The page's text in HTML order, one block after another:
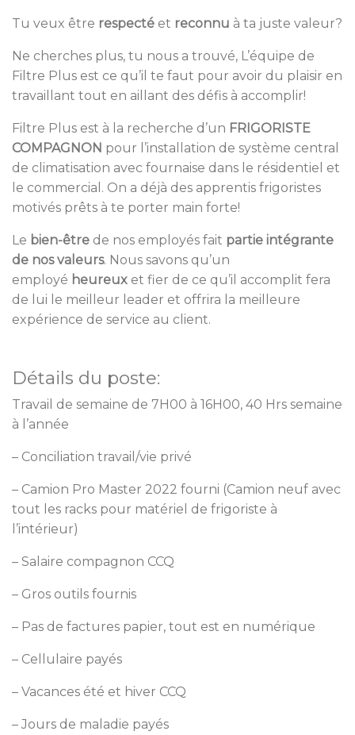
Tu veux être respecté et reconnu à ta juste valeur?
Ne cherches plus, tu nous a trouvé, L’équipe de
Filtre Plus est ce qu’il te faut pour avoir du plaisir en
travaillant tout en aillant des défis à accomplir!
Filtre Plus est à la recherche d’un FRIGORISTE
COMPAGNON pour l’installation de système central
de climatisation avec fournaise dans le résidentiel et
le commercial. On a déjà des apprentis frigoristes
motivés prêts à te porter main forte!
Le bien-être de nos employés fait partie intégrante
de nos valeurs. Nous savons qu’un
employé heureux et fier de ce qu’il accomplit fera
de lui le meilleur leader et offrira la meilleure
expérience de service au client.
Détails du poste:
Travail de semaine de 7H00 à 16H00, 40 Hrs semaine
à l’année
– Conciliation travail/vie privé
– Camion Pro Master 2022 fourni (Camion neuf avec
tout les racks pour matériel de frigoriste à
l’intérieur)
– Salaire compagnon CCQ
– Gros outils fournis
– Pas de factures papier, tout est en numérique
– Cellulaire payés
– Vacances été et hiver CCQ
– Jours de maladie payés